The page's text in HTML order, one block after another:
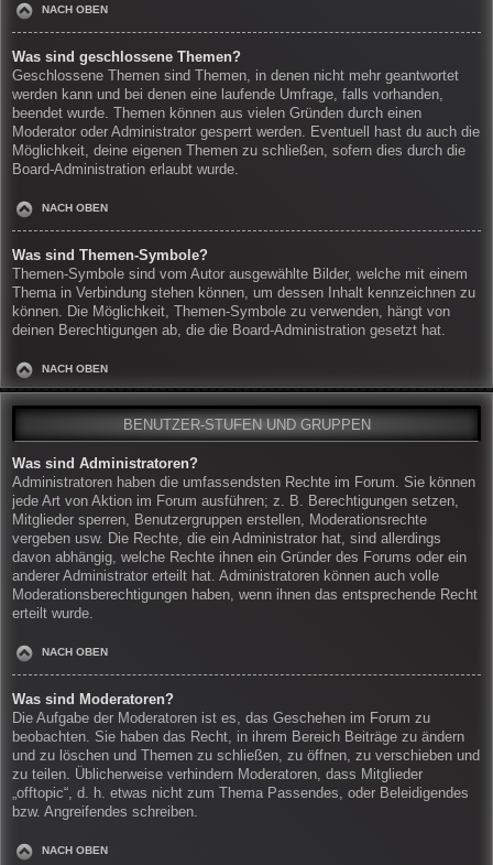
NACH OBEN
Was sind geschlossene Themen?
Geschlossene Themen sind Themen, in denen nicht mehr geantwortet
werden kann und bei denen eine laufende Umfrage, falls vorhanden,
beendet wurde. Themen können aus vielen Gründen durch einen
Moderator oder Administrator gesperrt werden. Eventuell hast du auch die
Möglichkeit, deine eigenen Themen zu schließen, sofern dies durch die
Board-Administration erlaubt wurde.
NACH OBEN
Was sind Themen-Symbole?
Themen-Symbole sind vom Autor ausgewählte Bilder, welche mit einem
Thema in Verbindung stehen können, um dessen Inhalt kennzeichnen zu
können. Die Möglichkeit, Themen-Symbole zu verwenden, hängt von
deinen Berechtigungen ab, die die Board-Administration gesetzt hat.
NACH OBEN
BENUTZER-STUFEN UND GRUPPEN
Was sind Administratoren?
Administratoren haben die umfassendsten Rechte im Forum. Sie können
jede Art von Aktion im Forum ausführen; z. B. Berechtigungen setzen,
Mitglieder sperren, Benutzergruppen erstellen, Moderationsrechte
vergeben usw. Die Rechte, die ein Administrator hat, sind allerdings
davon abhängig, welche Rechte ihnen ein Gründer des Forums oder ein
anderer Administrator erteilt hat. Administratoren können auch volle
Moderationsberechtigungen haben, wenn ihnen das entsprechende Recht
erteilt wurde.
NACH OBEN
Was sind Moderatoren?
Die Aufgabe der Moderatoren ist es, das Geschehen im Forum zu
beobachten. Sie haben das Recht, in ihrem Bereich Beiträge zu ändern
und zu löschen und Themen zu schließen, zu öffnen, zu verschieben und
zu teilen. Üblicherweise verhindern Moderatoren, dass Mitglieder
„offtopic“, d. h. etwas nicht zum Thema Passendes, oder Beleidigendes
bzw. Angreifendes schreiben.
NACH OBEN